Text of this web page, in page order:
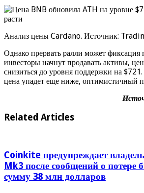
Анализ цены Cardano. Источник:
Однако прервать ралли может
инвесторы начнут продавать активы,
снизиться до уровня поддержки на
цена упадет еще ниже, оптимистичный
Related Articles
Coinkite предупреждает
Mk3 после сообщений о потере
сумму 38 млн долларов